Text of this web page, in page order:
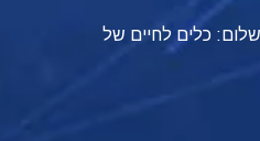
כלים לחיים של